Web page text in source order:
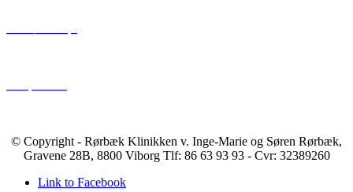
© Copyright - Rørbæk Klinikken v. Inge-Marie og Søren Rørbæk,
Gravene 28B, 8800 Viborg Tlf: 86 63 93 93 - Cvr: 32389260
Link to Facebook